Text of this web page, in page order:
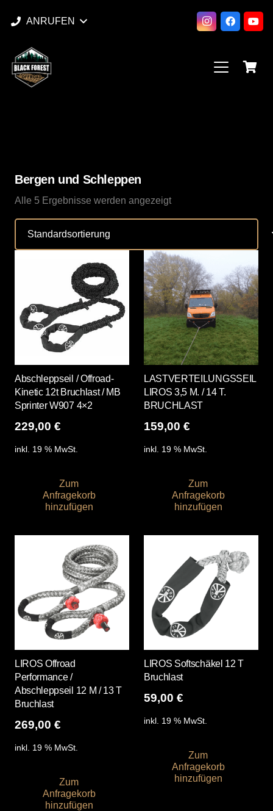
ANRUFEN
Bergen und Schleppen
Alle 5 Ergebnisse werden angezeigt
Abschleppseil / Offroad-
Kinetic 12t Bruchlast / MB
Sprinter W907 4×2
229,00 €
inkl. 19 % MwSt.
Zum
Anfragekorb
hinzufügen
LASTVERTEILUNGSSEIL
LIROS 3,5 M. / 14 T.
BRUCHLAST
159,00 €
inkl. 19 % MwSt.
Zum
Anfragekorb
hinzufügen
LIROS Offroad
Performance /
Abschleppseil 12 M / 13 T
Bruchlast
269,00 €
inkl. 19 % MwSt.
Zum
Anfragekorb
hinzufügen
LIROS Softschäkel 12 T
Bruchlast
59,00 €
inkl. 19 % MwSt.
Zum
Anfragekorb
hinzufügen